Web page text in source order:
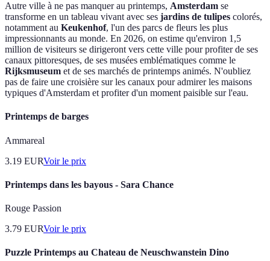
Autre ville à ne pas manquer au printemps, Amsterdam se
transforme en un tableau vivant avec ses jardins de tulipes colorés,
notamment au Keukenhof, l'un des parcs de fleurs les plus
impressionnants au monde. En 2026, on estime qu'environ 1,5
million de visiteurs se dirigeront vers cette ville pour profiter de ses
canaux pittoresques, de ses musées emblématiques comme le
Rijksmuseum et de ses marchés de printemps animés. N'oubliez
pas de faire une croisière sur les canaux pour admirer les maisons
typiques d'Amsterdam et profiter d'un moment paisible sur l'eau.
Printemps de barges
Ammareal
3.19 EURVoir le prix
Printemps dans les bayous - Sara Chance
Rouge Passion
3.79 EURVoir le prix
Puzzle Printemps au Chateau de Neuschwanstein Dino